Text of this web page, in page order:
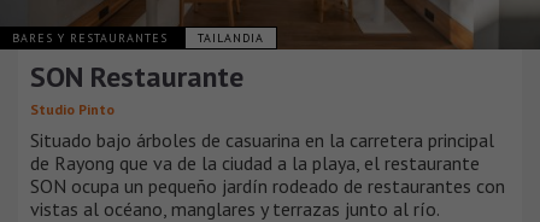
BARES Y RESTAURANTES TAILANDIA
SON Restaurante
Studio Pinto
Situado bajo árboles de casuarina en la carretera principal
de Rayong que va de la ciudad a la playa, el restaurante
SON ocupa un pequeño jardín rodeado de restaurantes con
vistas al océano, manglares y terrazas junto al río.